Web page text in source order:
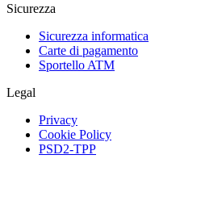
Sicurezza
Sicurezza informatica
Carte di pagamento
Sportello ATM
Legal
Privacy
Cookie Policy
PSD2-TPP